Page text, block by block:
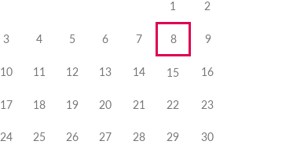
1 2
3 4 5 6 7 8 9
10 11 12 13 14 15 16
17 18 19 20 21 22 23
24 25 26 27 28 29 30